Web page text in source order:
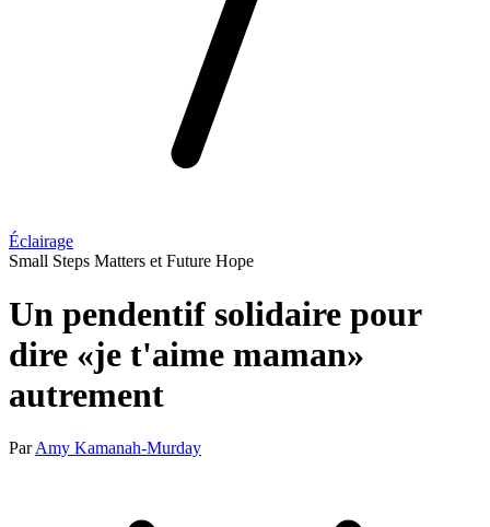
Éclairage
Small Steps Matters et Future Hope
Un pendentif solidaire pour
dire «je t'aime maman»
autrement
ParAmy Kamanah-Murday